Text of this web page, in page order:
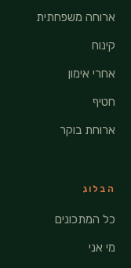
ארוחה משפחתית
קינוח
אחרי אימון
חטיף
ארוחת בוקר
הבלוג
כל המתכונים
מי אני